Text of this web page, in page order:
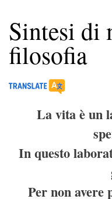
Sintesi di
filosofia
La vita è un
In questo
Per non avere